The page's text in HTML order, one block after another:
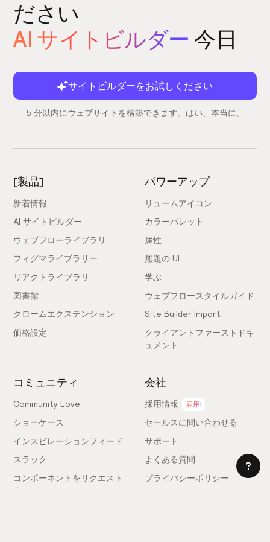
ださい
AI サイトビルダー 今日
サイトビルダーをお試しください
5 分以内にウェブサイトを構築できます。はい、本当に。
[製品]
新着情報
AI サイトビルダー
ウェブフローライブラリ
フィグマライブラリー
リアクトライブラリ
図書館
クロームエクステンション
価格設定
パワーアップ
リュームアイコン
カラーパレット
属性
無題の UI
学ぶ
ウェブフロースタイルガイド
Site Builder Import
クライアントファーストドキ
ュメント
コミュニティ
Community Love
ショーケース
インスピレーションフィード
スラック
コンポーネントをリクエスト
する
会社
採用情報 雇用!
セールスに問い合わせる
サポート
よくある質問
プライバシーポリシー